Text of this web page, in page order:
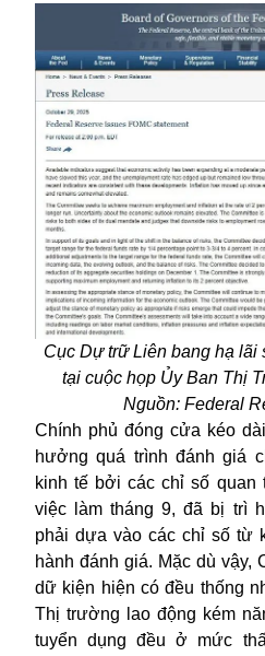
Cục Dự trữ Liên bang hạ lãi
tại cuộc họp Ủy Ban Thị
Nguồn: Federal
Chính phủ đóng cửa kéo
hưởng quá trình đánh giá
kinh tế bởi các chỉ số quan
việc làm tháng 9, đã bị trì
phải dựa vào các chỉ số từ
hành đánh giá. Mặc dù vậy,
dữ kiện hiện có đều thống
Thị trường lao động kém
tuyển dụng đều ở mức